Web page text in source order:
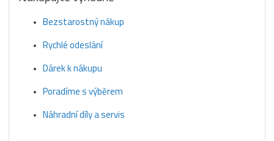
Bezstarostný nákup
Rychlé odeslání
Dárek k nákupu
Poradíme s výběrem
Náhradní díly a servis